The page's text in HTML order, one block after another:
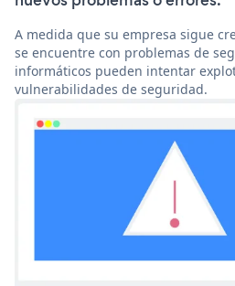
A medida que su empresa sigue
se encuentre con problemas de
informáticos pueden intentar
vulnerabilidades de seguridad.